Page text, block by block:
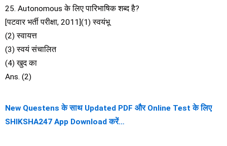
25. Autonomous के लिए पारिभाषिक शब्द है?
[पटवार भर्ती परीक्षा, 2011](1) स्वयंभू
(2) स्वायत्त
(3) स्वयं संचालित
(4) खुद का
Ans. (2)
New Questens के साथ Updated PDF और Online Test के लिए
SHIKSHA247 App Download करें…